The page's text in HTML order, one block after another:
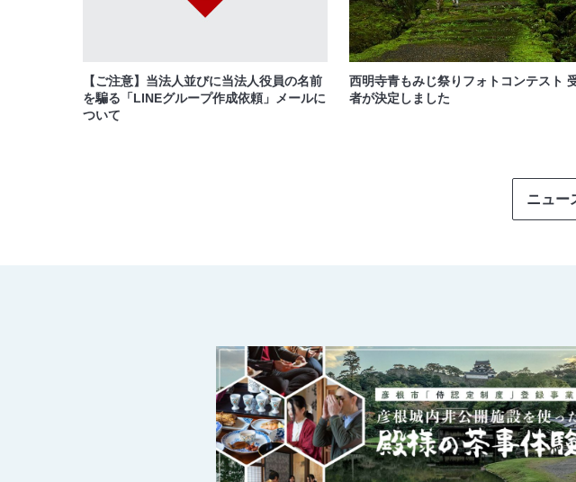
【ご注意】当法人並びに当法人役員の名前
を騙る「LINEグループ作成依頼」メールに
ついて
西明寺青もみじ祭りフォトコンテスト
者が決定しました
ニュー